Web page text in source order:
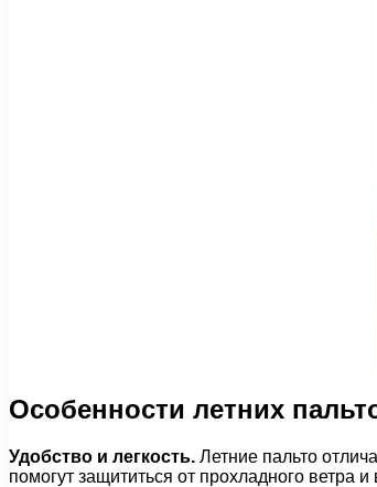
Особенности летних
Удобство и легкость. Летние пальто
помогут защититься от прохладного ветра